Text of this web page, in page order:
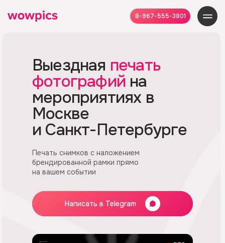
8-967-555-3801
Печать снимков с наложением
брендированной рамки прямо
на вашем событии
Выездная печать
фотографий на
мероприятиях в
Москве
и Санкт-Петербурге
Написать в Telegram